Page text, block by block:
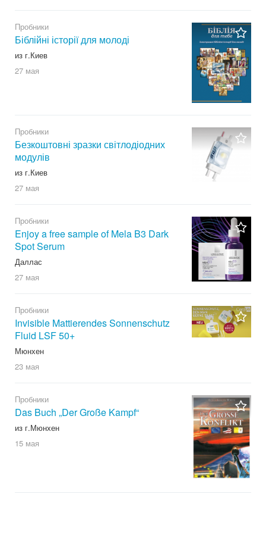
Пробники
Біблійні історії для молоді
из г.Киев
27 мая
Пробники
Безкоштовні зразки світлодіодних
модулів
из г.Киев
27 мая
Пробники
Enjoy a free sample of Mela B3 Dark
Spot Serum
Даллас
27 мая
Пробники
Invisible Mattierendes Sonnenschutz
Fluid LSF 50+
Мюнхен
23 мая
Пробники
Das Buch „Der Große Kampf“
из г.Мюнхен
15 мая